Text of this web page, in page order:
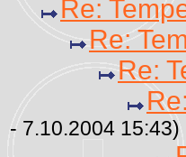
Re:
Re:
Re:
- 7.10.2004 15:43)